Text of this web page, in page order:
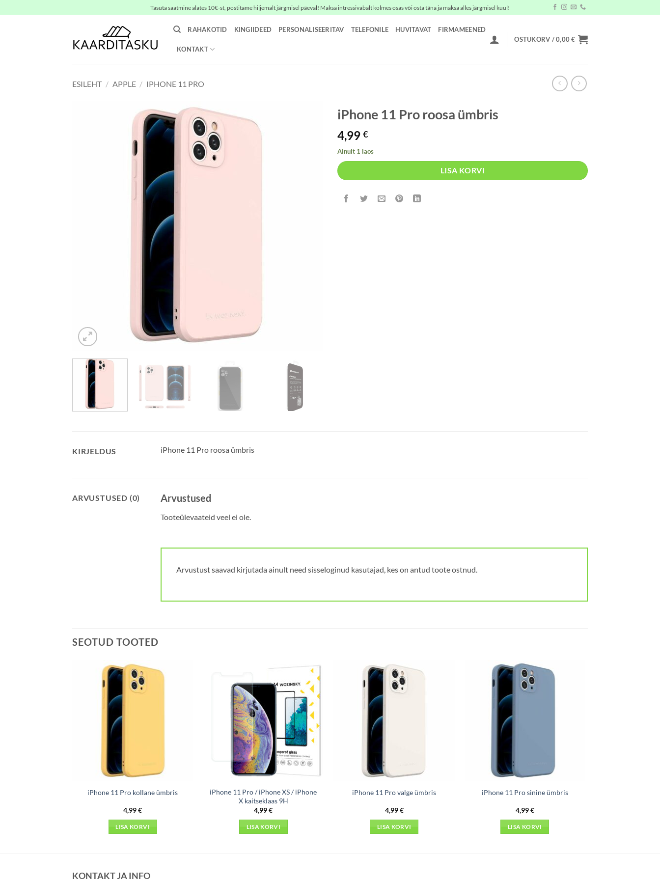
to
Tasuta saatmine alates 10€-st, postitame hiljemalt järgmisel päeval! Maksa intressivabalt kolmes osas või osta täna ja maksa alles järgmisel kuul!
RAHAKOTID KINGIIDEED PERSONALISEERITAV TELEFONILE HUVITAVAT FIRMAMEENED
KONTAKT
OSTUKORV /0,00€
ESILEHT / APPLE / IPHONE 11 PRO
iPhone 11 Pro roosa ümbris
4,99 €
Ainult 1 laos
LISA KORVI
KIRJELDUS iPhone 11 Pro roosa ümbris
ARVUSTUSED (0) Arvustused
Tooteülevaateid veel ei ole.
Arvustust saavad kirjutada ainult need sisseloginud kasutajad, kes on antud toote ostnud.
SEOTUD TOOTED
iPhone 11 Pro kollane ümbris
4,99€
LISA KORVI
iPhone 11 Pro / iPhone XS / iPhone
X kaitseklaas 9H
4,99€
LISA KORVI
iPhone 11 Pro valge ümbris
4,99€
LISA KORVI
iPhone 11 Pro sinine ümbris
4,99€
LISA KORVI
KONTAKT JA INFO